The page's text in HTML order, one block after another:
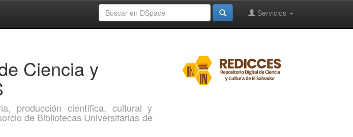
Servicios
Ciencia y
producción científica, cultural y
de Bibliotecas Universitarias de